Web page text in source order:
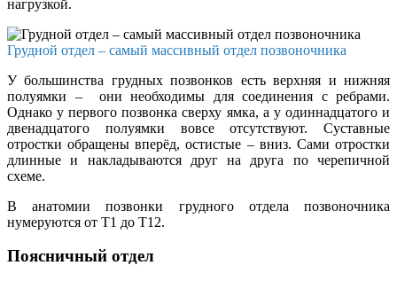
нагрузкой.
Грудной отдел – самый массивный отдел позвоночника
У большинства грудных позвонков есть верхняя и нижняя
полуямки – они необходимы для соединения с ребрами.
Однако у первого позвонка сверху ямка, а у одиннадцатого и
двенадцатого полуямки вовсе отсутствуют. Суставные
отростки обращены вперёд, остистые – вниз. Сами отростки
длинные и накладываются друг на друга по черепичной
схеме.
В анатомии позвонки грудного отдела позвоночника
нумеруются от Т1 до Т12.
Поясничный отдел